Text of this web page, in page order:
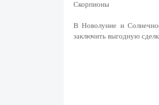
Скорпионы
В Новолуние и
заключить выгодную